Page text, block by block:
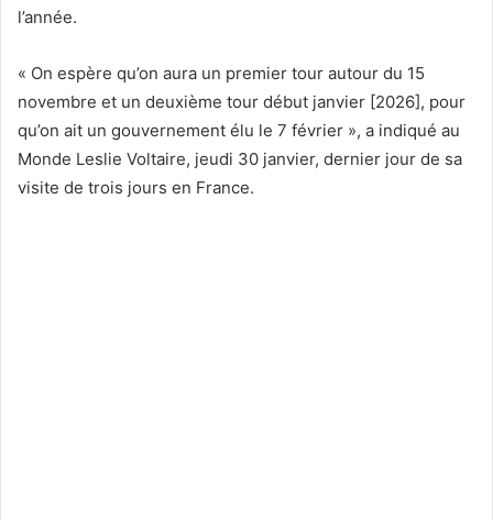
l’année.
« On espère qu’on aura un premier tour autour du 15
novembre et un deuxième tour début janvier [2026], pour
qu’on ait un gouvernement élu le 7 février », a indiqué au
Monde Leslie Voltaire, jeudi 30 janvier, dernier jour de sa
visite de trois jours en France.